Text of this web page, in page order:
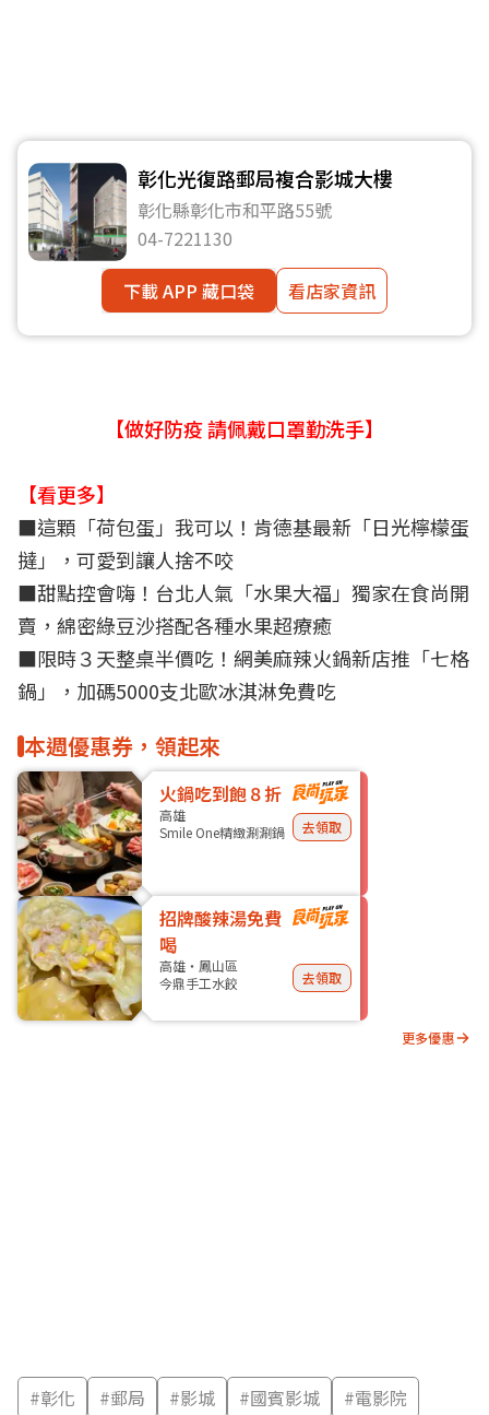
彰化光復路郵局複合影城大樓
彰化縣彰化市和平路55號
04-7221130
下載 APP 藏口袋
看店家資訊
【做好防疫 請佩戴口罩勤洗手】
【看更多】
■這顆「荷包蛋」我可以！肯德基最新「日光檸檬蛋
撻」，可愛到讓人捨不咬
■甜點控會嗨！台北人氣「水果大福」獨家在食尚開
賣，綿密綠豆沙搭配各種水果超療癒
■限時３天整桌半價吃！網美麻辣火鍋新店推「七格
鍋」，加碼5000支北歐冰淇淋免費吃
本週優惠券，領起來
火鍋吃到飽８折
高雄
Smile One精緻涮涮鍋
去領取
招牌酸辣湯免費
喝
高雄・鳳山區
今鼎手工水餃
去領取
更多優惠
#彰化 #郵局 #影城 #國賓影城 #電影院